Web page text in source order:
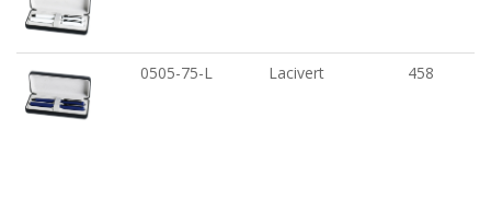
0505-75-L Lacivert 458